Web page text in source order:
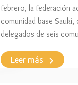
febrero, la federación
comunidad base
delegados de seis
Leer más keyboard_arrow_right